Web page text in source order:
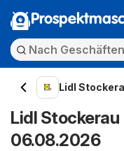
Lidl
Lidl
06.08.2026